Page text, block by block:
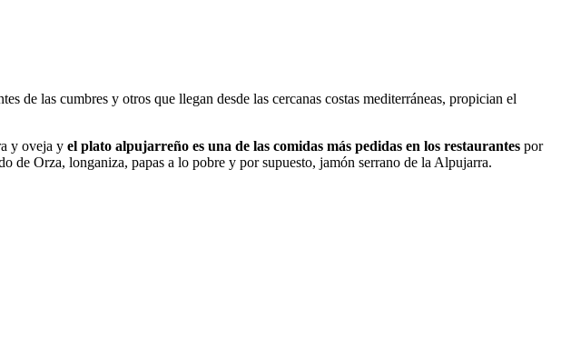
de las cumbres y otros que llegan desde las cercanas costas mediterráneas, propician el
y oveja y el plato alpujarreño es una de las comidas más pedidas en los restaurantes por
de Orza, longaniza, papas a lo pobre y por supuesto, jamón serrano de la Alpujarra.